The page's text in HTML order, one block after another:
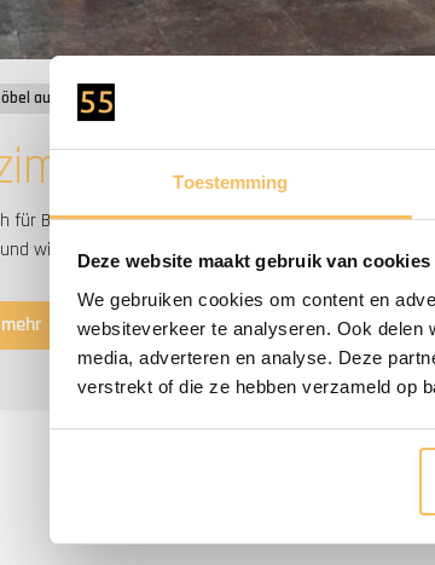
Toestemming
Deze website maakt gebruik van cookies
We gebruiken cookies om content en
websiteverkeer te analyseren. Ook
media, adverteren en analyse. Deze
verstrekt of die ze hebben verzameld op
aus Teakholz
mit
für Badmöbel aus Teakholz entscheiden sollten? Wir
wie Sie Ihrem Bad eine natürliche Ausstrahlung